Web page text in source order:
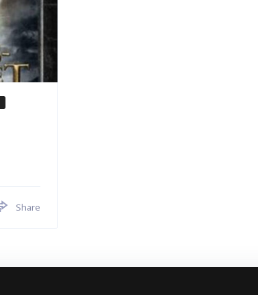
Share